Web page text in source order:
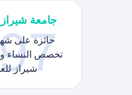
جامعة شيراز
حائزة على
تخصص النساء
شيراز